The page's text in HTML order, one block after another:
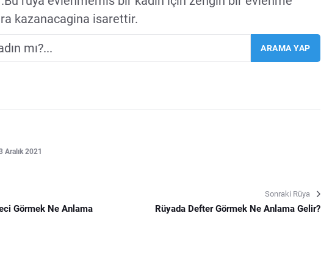
kazanacagina isarettir.
Aralık 2021
Görmek Ne Anlama
Sonraki Rüya
Rüyada Defter Görmek Ne Anlama Gelir?